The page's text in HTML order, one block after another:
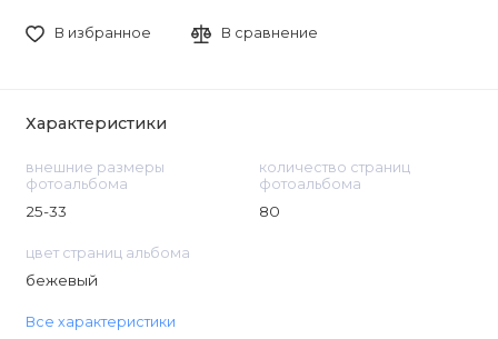
В избранное В сравнение
Характеристики
внешние размеры
фотоальбома
25-33
количество страниц
фотоальбома
80
цвет страниц альбома
бежевый
Все характеристики